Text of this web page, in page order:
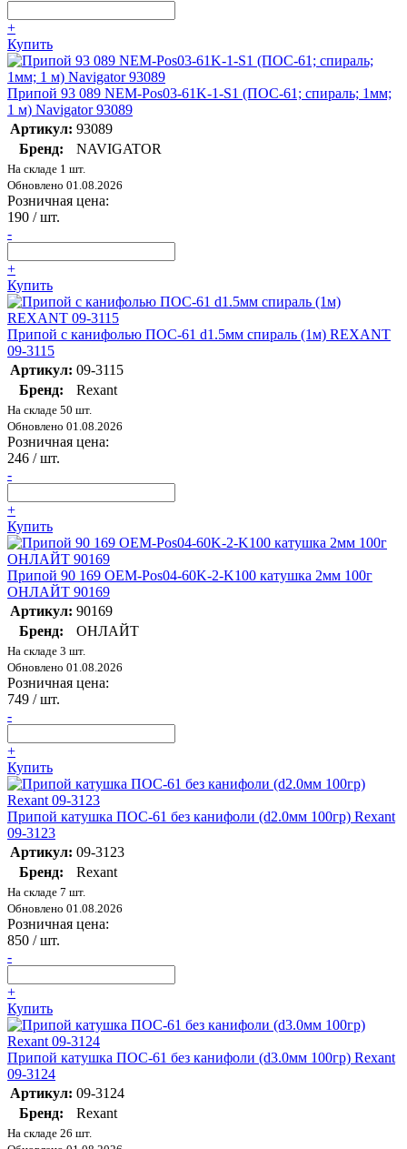
+
Купить
Припой 93 089 NEM-Pos03-61K-1-S1 (ПОС-61; спираль; 1мм;
1 м) Navigator 93089
Артикул: 93089
Бренд:
NAVIGATOR
На складе 1 шт.
Обновлено 01.08.2026
Розничная цена:
190 / шт.
-
+
Купить
Припой с канифолью ПОС-61 d1.5мм спираль (1м) REXANT
09-3115
Артикул: 09-3115
Бренд:
Rexant
На складе 50 шт.
Обновлено 01.08.2026
Розничная цена:
246 / шт.
-
+
Купить
Припой 90 169 OEM-Pos04-60K-2-K100 катушка 2мм 100г
ОНЛАЙТ 90169
Артикул: 90169
Бренд:
ОНЛАЙТ
На складе 3 шт.
Обновлено 01.08.2026
Розничная цена:
749 / шт.
-
+
Купить
Припой катушка ПОС-61 без канифоли (d2.0мм 100гр) Rexant
09-3123
Артикул: 09-3123
Бренд:
Rexant
На складе 7 шт.
Обновлено 01.08.2026
Розничная цена:
850 / шт.
-
+
Купить
Припой катушка ПОС-61 без канифоли (d3.0мм 100гр) Rexant
09-3124
Артикул: 09-3124
Бренд:
Rexant
На складе 26 шт.